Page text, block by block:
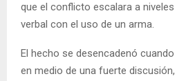
que el conflicto escalara a
verbal con el uso de un arma.
El hecho se desencadenó
en medio de una fuerte